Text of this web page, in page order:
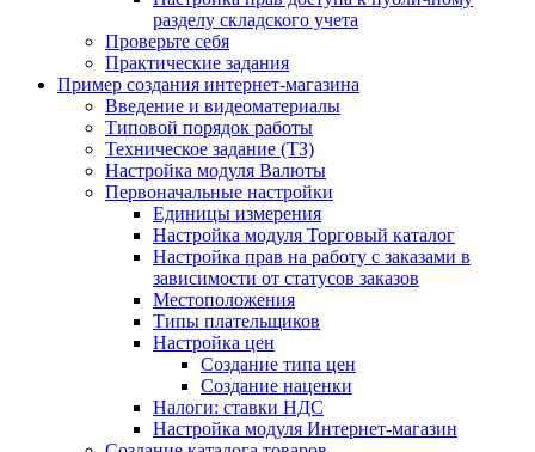
разделу складского учета
Проверьте себя
Практические задания
Пример создания интернет-магазина
Введение и видеоматериалы
Типовой порядок работы
Техническое задание (ТЗ)
Настройка модуля Валюты
Первоначальные настройки
Единицы измерения
Настройка модуля Торговый каталог
Настройка прав на работу с заказами в
зависимости от статусов заказов
Местоположения
Типы плательщиков
Настройка цен
Создание типа цен
Создание наценки
Налоги: ставки НДС
Настройка модуля Интернет-магазин